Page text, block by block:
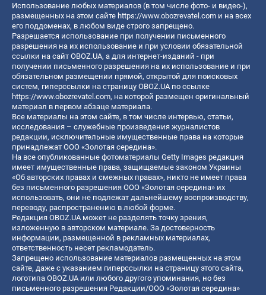
Использование любых материалов (в том числе фото- и видео-),
размещенных на этом сайте https://www.obozrevatel.com и на всех
его поддоменах, в любом виде строго запрещено.
Разрешается использование при получении письменного
разрешения на их использование и при условии обязательной
ссылки на сайт OBOZ.UA, а для интернет-изданий - при
получении письменного разрешения на их использование и при
обязательном размещении прямой, открытой для поисковых
систем, гиперссылки на страницу OBOZ.UA по ссылке
https://www.obozrevatel.com, на которой размещен оригинальный
материал в первом абзаце материала.
Все материалы на этом сайте, в том числе интервью, статьи,
исследования – служебные произведения журналистов
редакции, исключительные имущественные права на которые
принадлежат ООО «Золотая середина».
На все опубликованные фотоматериалы Getty Images редакция
имеет имущественные права, защищаемые законом Украины
«Об авторских правах и смежных правах», никто не имеет права
без письменного разрешения ООО «Золотая середина» их
использовать, они не подлежат дальнейшему воспроизводству,
переводу, распространению в любой форме.
Редакция OBOZ.UA может не разделять точку зрения,
изложенную в авторском материале. За достоверность
информации, размещенной в рекламных материалах,
ответственность несет рекламодатель.
Запрещено использование материалов размещенных на этом
сайте, даже с указанием гиперссылки на страницу этого сайта,
логотипа OBOZ.UA или любого другого упоминания, но без
письменного разрешения Редакции/ООО «Золотая середина»